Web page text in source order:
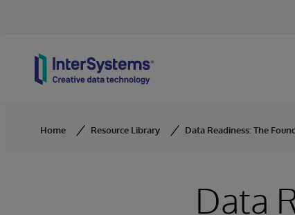
Home Resource Library Data Readiness: The
Data